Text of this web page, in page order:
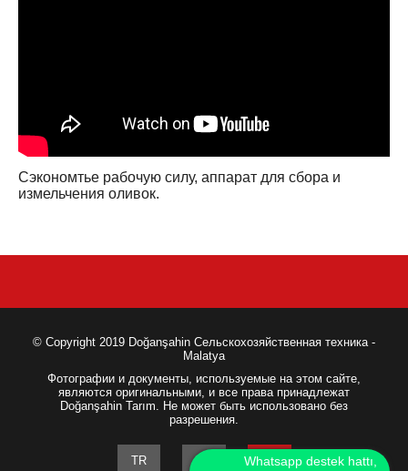
Сэкономтье рабочую силу, аппарат для сбора и
измельчения оливок.
© Copyright 2019 Doğanşahin Сельскохозяйственная техника -
Malatya
Фотографии и документы, используемые на этом сайте,
являются оригинальными, и все права принадлежат
Doğanşahin Tarım. Не может быть использовано без
разрешения.
TR EN RU
Whatsapp destek hattı,